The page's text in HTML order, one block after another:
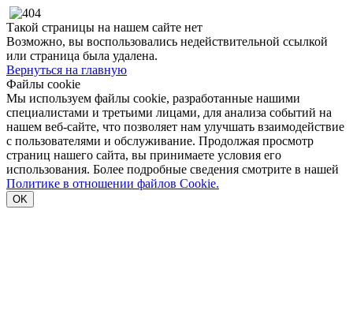
Такой страницы на нашем сайте нет
Возможно, вы воспользовались недействительной ссылкой
или страница была удалена.
Вернуться на главную
Файлы cookie
Мы используем файлы cookie, разработанные нашими
специалистами и третьими лицами, для анализа событий на
нашем веб-сайте, что позволяет нам улучшать взаимодействие
с пользователями и обслуживание. Продолжая просмотр
страниц нашего сайта, вы принимаете условия его
использования. Более подробные сведения смотрите в нашей
Политике в отношении файлов Cookie.
OK